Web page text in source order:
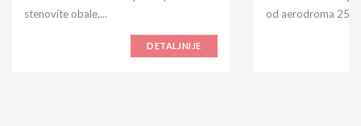
stenovite obale,...
DETALJNIJE
od aerodroma